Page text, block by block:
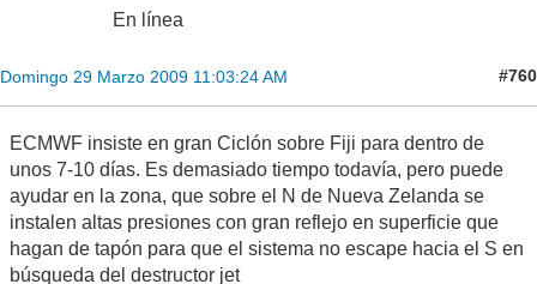
En línea
Domingo 29 Marzo 2009 11:03:24 AM #760
ECMWF insiste en gran Ciclón sobre Fiji para dentro de
unos 7-10 días. Es demasiado tiempo todavía, pero puede
ayudar en la zona, que sobre el N de Nueva Zelanda se
instalen altas presiones con gran reflejo en superficie que
hagan de tapón para que el sistema no escape hacia el S en
búsqueda del destructor jet